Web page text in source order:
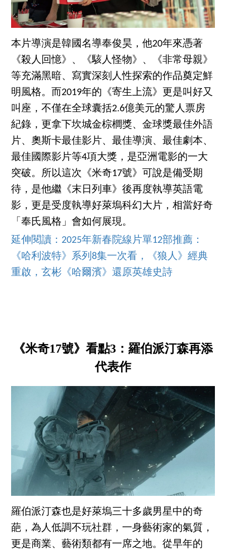
本片導演是韓國名導奉俊昊，他20年來憑著
《殺人回憶》、《駭人怪物》、《非常母親》
等充滿黑暗、寫實深刻人性探索的作品奠定鮮
明風格。而2019年的《寄生上流》更是叫好又
叫座，不僅在全球囊括2.6億美元的驚人票房
紀錄，更拿下坎城金棕櫚獎、金球獎最佳外語
片、奧斯卡最佳影片、最佳導演、最佳劇本、
最佳國際影片等4項大獎，是亞洲電影的一大
突破。所以這次《米奇17號》可說是備受期
待，是他繼《末日列車》後再度執導英語電
影，更是受度執導好萊塢科幻大片，相當好奇
「奉氏風格」會如何展現。
延伸閱讀：2025年新春院線片單12部推薦：
《哈利波特》系列8集一次看，《狼人》經典
重啟，玄彬《哈爾濱》還原英雄史詩
《米奇17號》看點3：羅伯派汀森再添
代表作
羅伯派汀森也是好萊塢三十多歲男星中的奇
葩，為人低調不玩社群，一身藝術家的氣質，
更是商業、藝術類都有一席之地。從早年的